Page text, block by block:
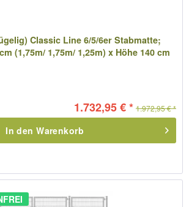
Classic Line 6/5/6er Stabmatte;
(1,75m/ 1,75m/ 1,25m) x Höhe 140 cm
1.732,95 € * 1.972,95 € *
In den Warenkorb